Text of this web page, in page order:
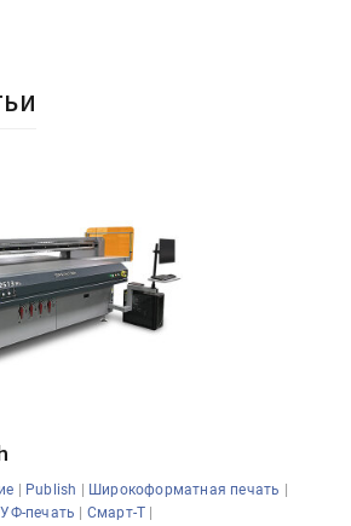
| Publish | Широкоформатная печать |
УФ-печать | Смарт-Т |